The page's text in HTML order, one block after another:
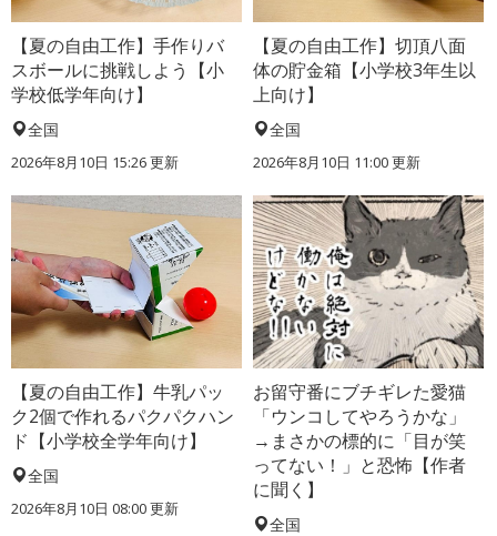
【夏の自由工作】手作りバ
スボールに挑戦しよう【小
学校低学年向け】
全国
2026年8月10日 15:26更新
【夏の自由工作】切頂八面
体の貯金箱【小学校3年生以
上向け】
全国
2026年8月10日 11:00更新
【夏の自由工作】牛乳パッ
ク2個で作れるパクパクハン
ド【小学校全学年向け】
全国
2026年8月10日 08:00更新
お留守番にブチギレた愛猫
「ウンコしてやろうかな」
→まさかの標的に「目が笑
ってない！」と恐怖【作者
に聞く】
全国